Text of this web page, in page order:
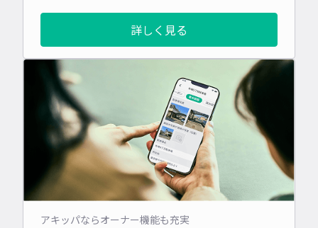
詳しく見る
アキッパならオーナー機能も充実